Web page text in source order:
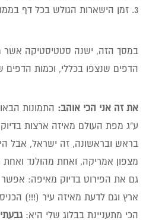
זמן הישארות הגולש בכל דף
במסך הזה, ישנה סטטיסטיקה אשר
הדפים שנצפו בכללי, וכמות הדפים
את זה אני הכי אוהב: התמונות
ע"ג מפת העולם מאיזה ארצות בדיוק
בראש ובראשונה, זה ישראל, אבל
מצפון אמריקה, ואחת מהולנד ואחת
גם את הפירוט בדיוק מאיפה:
ארץ וגם לדעת מאיזה עיר (!!!)
הכי מתעניינת בבלוג שלי היא: